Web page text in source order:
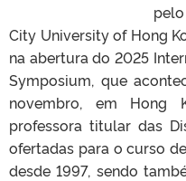
City University of Hong
na abertura do 2025
Symposium, que
novembro, em Hong
professora titular das
ofertadas para o curso
desde 1997, sendo